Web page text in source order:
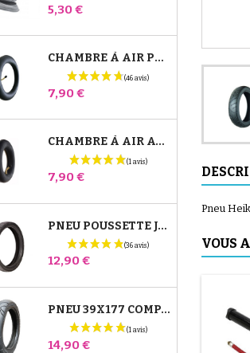
Prix
5,30 €
CHAMBRE À AIR POUSSETTE JANÉ SLALOM PRO ET POWERTWIN
Prix
7,90 €
CHAMBRE À AIR AVANT POUSSETTE BUGABOO DONKEY
Prix
7,90 €
PNEU POUSSETTE JANÉ SLALOM PRO ET POWERTWIN
Prix
12,90 €
PNEU 39X177 COMPATIBLE POUSSETTE BUGABOO DONKEY - POUR ROUE AVANT
Prix
14,90 €
Pneu
VOUS